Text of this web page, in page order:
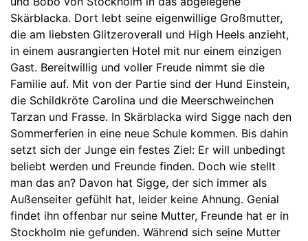
Skärblacka. Dort lebt seine eigenwillige Großmutter,
die am liebsten Glitzeroverall und High Heels anzieht,
in einem ausrangierten Hotel mit nur einem einzigen
Gast. Bereitwillig und voller Freude nimmt sie die
Familie auf. Mit von der Partie sind der Hund Einstein,
die Schildkröte Carolina und die Meerschweinchen
Tarzan und Frasse. In Skärblacka wird Sigge nach den
Sommerferien in eine neue Schule kommen. Bis dahin
setzt sich der Junge ein festes Ziel: Er will unbedingt
beliebt werden und Freunde finden. Doch wie stellt
man das an? Davon hat Sigge, der sich immer als
Außenseiter gefühlt hat, leider keine Ahnung. Genial
findet ihn offenbar nur seine Mutter, Freunde hat er in
Stockholm nie gefunden. Während sich seine Mutter